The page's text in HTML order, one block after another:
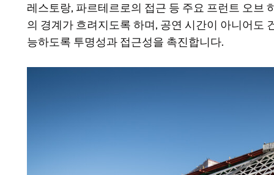
레스토랑, 파르테르로의 접근 등 주요 프런트 오브
의 경계가 흐려지도록 하며, 공연 시간이 아니어도
능하도록 투명성과 접근성을 촉진합니다.